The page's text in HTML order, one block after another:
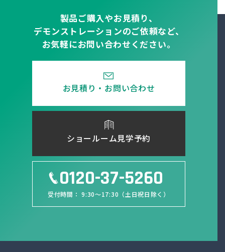
製品ご購入やお見積り、
デモンストレーションのご依頼など、
お気軽にお問い合わせください。
お見積り・お問い合わせ
ショールーム見学予約
0120-37-5260
受付時間： 9:30～17:30（土日祝日除く）